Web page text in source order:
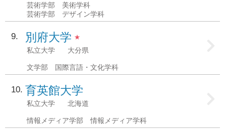
芸術学部 美術学科
芸術学部 デザイン学科
9 別府大学 ★
私立大学 大分県
文学部 国際言語・文化学科
10 育英館大学
私立大学 北海道
情報メディア学部 情報メディア学科